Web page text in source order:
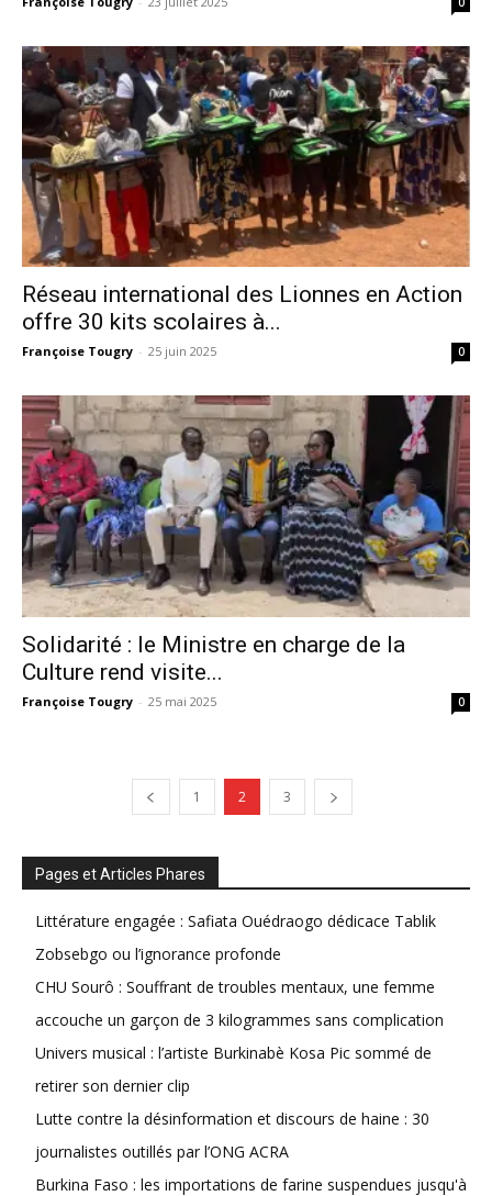
Réseau international des Lionnes en Action
offre 30 kits scolaires à...
Françoise Tougry - 25 juin 2025 0
Solidarité : le Ministre en charge de la
Culture rend visite...
Françoise Tougry - 25 mai 2025 0
1 2 3
Pages et Articles Phares
Littérature engagée : Safiata Ouédraogo dédicace Tablik
Zobsebgo ou l’ignorance profonde
CHU Sourô : Souffrant de troubles mentaux, une femme
accouche un garçon de 3 kilogrammes sans complication
Univers musical : l’artiste Burkinabè Kosa Pic sommé de
retirer son dernier clip
Lutte contre la désinformation et discours de haine : 30
journalistes outillés par l’ONG ACRA
Burkina Faso : les importations de farine suspendues jusqu'à